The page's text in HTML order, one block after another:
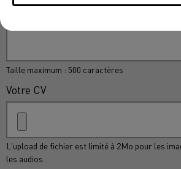
Taille maximum : 500 caractères
Votre CV
L'upload de fichier est limité à 2Mo pour les
les audios.